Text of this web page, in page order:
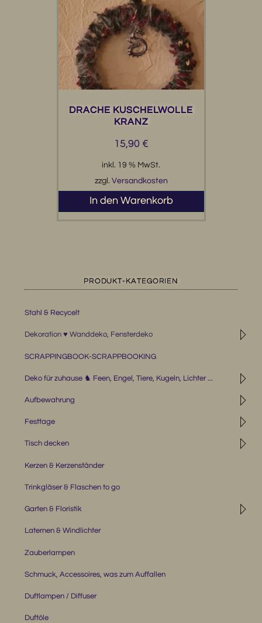
DRACHE KUSCHELWOLLE
KRANZ
15,90 €
inkl. 19 % MwSt.
zzgl. Versandkosten
In den Warenkorb
PRODUKT-KATEGORIEN
Stahl & Recycelt
◹
Dekoration ♥ Wanddeko, Fensterdeko
SCRAPPINGBOOK-SCRAPPBOOKING
◹
Deko für zuhause ♞ Feen, Engel, Tiere, Kugeln, Lichter ...
◹
Aufbewahrung
◹
Festtage
◹
Tisch decken
Kerzen & Kerzenständer
Trinkgläser & Flaschen to go
◹
Garten & Floristik
Laternen & Windlichter
Zauberlampen
Schmuck, Accessoires, was zum Auffallen
Duftlampen / Diffuser
Duftöle